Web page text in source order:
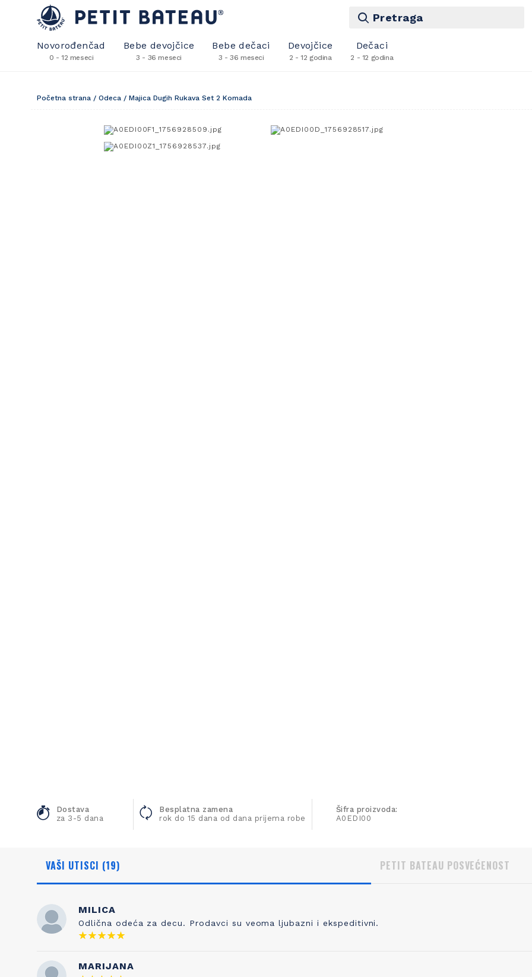
Pretraga
Novorođenčad
0 - 12 meseci
Bebe devojčice
3 - 36 meseci
Bebe dečaci
3 - 36 meseci
Devojčice
2 - 12 godina
Dečaci
2 - 12 godina
Početna strana / Odeca / Majica Dugih Rukava Set 2 Komada
Dostava
za 3-5 dana
Besplatna zamena
rok do 15 dana od dana prijema robe
Šifra proizvoda:
A0EDI00
VAŠI UTISCI (19)
MILICA
Odlična odeća za decu. Prodavci su veoma ljubazni i ekspeditivni.
MARIJANA
PETIT BATEAU POSVEĆENOST